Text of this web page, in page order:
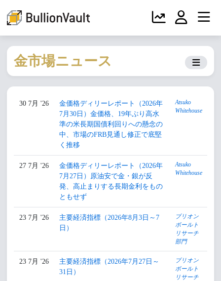
金市場ニュース
30 7月 '26
金価格ディリーレポート（2026年
7月30日）金価格、19年ぶり高水
準の米長期国債利回りへの懸念の
中、市場のFRB見通し修正で底堅
く推移
Atsuko
Whitehouse
27 7月 '26
金価格ディリーレポート（2026年
7月27日）原油安で金・銀が反
発、高止まりする長期金利をもの
ともせず
Atsuko
Whitehouse
23 7月 '26
主要経済指標（2026年8月3日～7
日）
ブリオン
ボールト
リサーチ
部門
23 7月 '26
主要経済指標（2026年7月27日～
31日）
ブリオン
ボールト
リサーチ